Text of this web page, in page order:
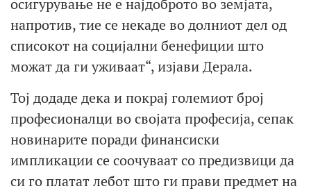
осигурување не е најдоброто во земјата,
напротив, тие се некаде во долниот дел од
списокот на социјални бенефиции што
можат да ги уживаат“, изјави Дерала.
Тој додаде дека и покрај големиот број
професионалци во својата професија, сепак
новинарите поради финансиски
импликации се соочуваат со предизвици да
си го платат лебот што ги прави предмет на